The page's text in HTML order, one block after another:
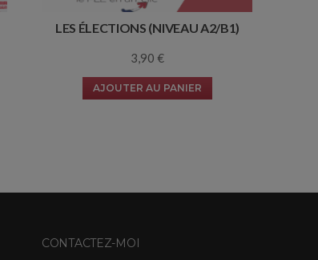
LES ÉLECTIONS (NIVEAU A2/B1)
3,90 €
AJOUTER AU PANIER
CONTACTEZ-MOI